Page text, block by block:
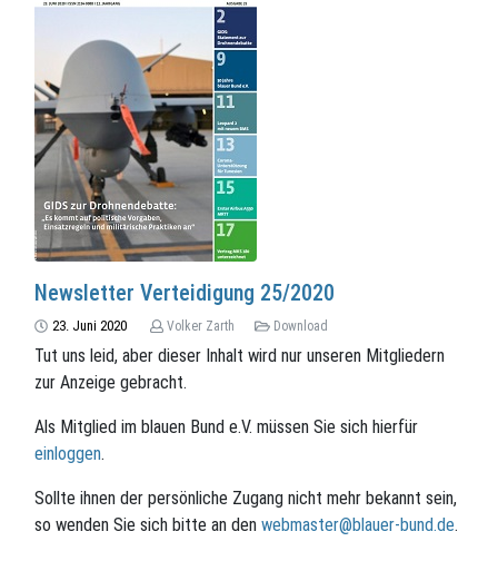
Newsletter Verteidigung 25/2020
23. Juni 2020 Volker Zarth Download
Tut uns leid, aber dieser Inhalt wird nur unseren Mitgliedern
zur Anzeige gebracht.
Als Mitglied im blauen Bund e.V. müssen Sie sich hierfür
einloggen.
Sollte ihnen der persönliche Zugang nicht mehr bekannt sein,
so wenden Sie sich bitte an den webmaster@blauer-bund.de.